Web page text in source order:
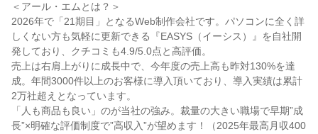
＜アール・エムとは？＞
2026年で「21期目」となるWeb制作会社です。パソコンに全く詳
しくない方も気軽に更新できる『EASYS（イーシス）』を自社開
発しており、クチコミも4.9/5.0点と高評価。
売上は右肩上がりに成長中で、今年度の売上高も昨対130%を達
成。年間3000件以上のお客様に導入頂いており、導入実績は累計
2万社超えとなっています。
「人も商品も良い」のが当社の強み。裁量の大きい職場で早期”成
長”×明確な評価制度で”高収入”が望めます！（2025年最高月収400